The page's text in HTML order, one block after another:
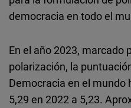
democracia en todo el
En el año 2023, marcado
polarización, la
Democracia en el mundo
5,29 en 2022 a 5,23.